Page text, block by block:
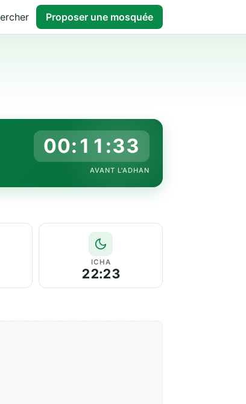
Proposer une mosquée
00:11:32
AVANT L'ADHAN
ICHA
22:23